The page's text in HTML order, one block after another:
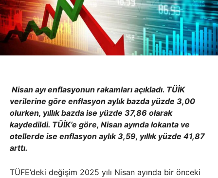
Nisan ayı enflasyonun rakamları açıkladı. TÜİK
verilerine göre enflasyon aylık bazda yüzde 3,00
olurken, yıllık bazda ise yüzde 37,86 olarak
kaydedildi. TÜİK’e göre, Nisan ayında lokanta ve
otellerde ise enflasyon aylık 3,59, yıllık yüzde 41,87
arttı.
TÜFE’deki değişim 2025 yılı Nisan ayında bir önceki